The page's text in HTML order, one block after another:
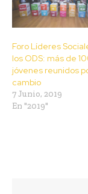
Foro Líderes
los ODS: más de
jóvenes reunidos
cambio
7 Junio, 2019
En "2019"